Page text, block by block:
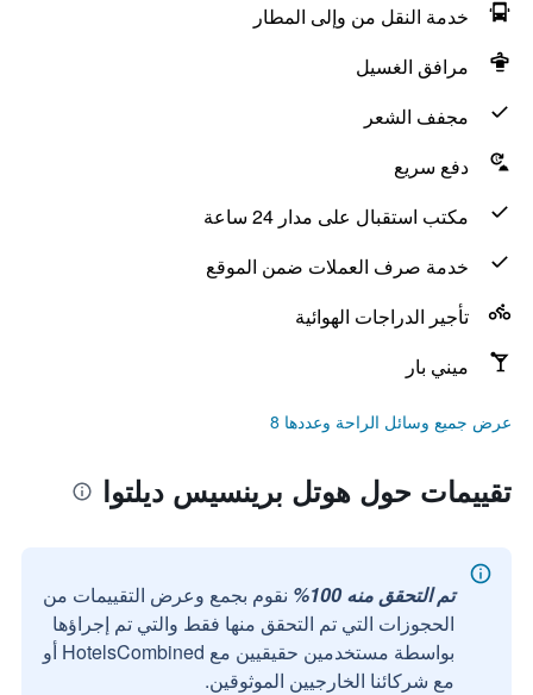
خدمة النقل من وإلى المطار
مرافق الغسيل
مجفف الشعر
دفع سريع
مكتب استقبال على مدار 24 ساعة
خدمة صرف العملات ضمن الموقع
تأجير الدراجات الهوائية
ميني بار
عرض جميع وسائل الراحة وعددها 8
تقييمات حول هوتل برينسيس ديلتوا
تم التحقق منه 100%
نقوم بجمع وعرض التقييمات من
الحجوزات التي تم التحقق منها فقط والتي تم إجراؤها
بواسطة مستخدمين حقيقيين مع HotelsCombined أو
مع شركائنا الخارجيين الموثوقين.